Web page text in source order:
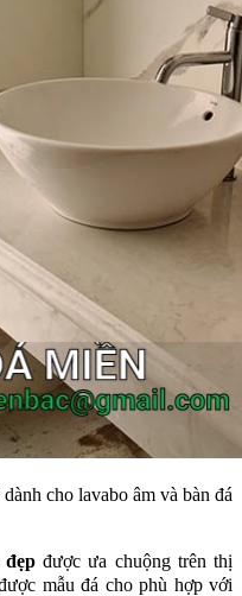
cho lavabo âm và bàn đá
đẹpđược ưa chuộng trên thị
mẫu đá cho phù hợp với